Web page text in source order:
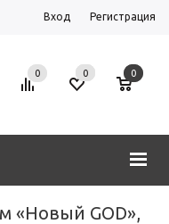
Вход Регистрация
0 0 0
«Новый GOD»,